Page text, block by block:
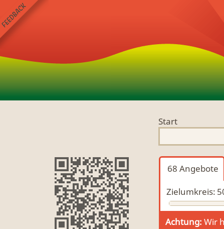
Start
68 Angebote
Zielumkreis:
Achtung: Wir